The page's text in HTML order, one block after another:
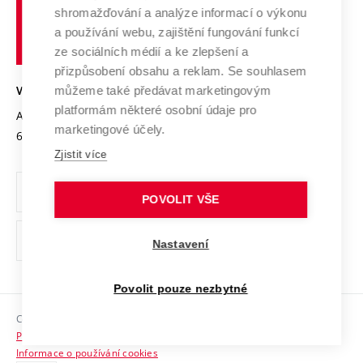
Transfer znalostí
Open Science
Projekty
Projekty ze strukturálních fondů
Specifický výzkum
Mezinárodní dohody
Univerzitní sítě
Udržitelná univerzita
Podnikavá univerzita / ContriBUTe
Bezpečná univerzita
Vyznamenání
Organizační struktura
Ochrana osobních údajů
odkaz)
Sociální bezpečí
HR Award
učení
technické
Brně
VYSOKÉ UČENÍ TECHNICKÉ V BRNĚ
Antonínská 548/1
602 00 Brno
www.vut.cz
vut@vutbr.cz
Copyright © 2026 VUT
Prohlášení o přístupnosti
Informace o používání cookies
shromažďování a analýze informací o výkonu
a používání webu, zajištění fungování funkcí
ze sociálních médií a ke zlepšení a
přizpůsobení obsahu a reklam. Se souhlasem
můžeme také předávat marketingovým
platformám některé osobní údaje pro
marketingové účely.
Zjistit více
POVOLIT VŠE
Nastavení
Povolit pouze nezbytné